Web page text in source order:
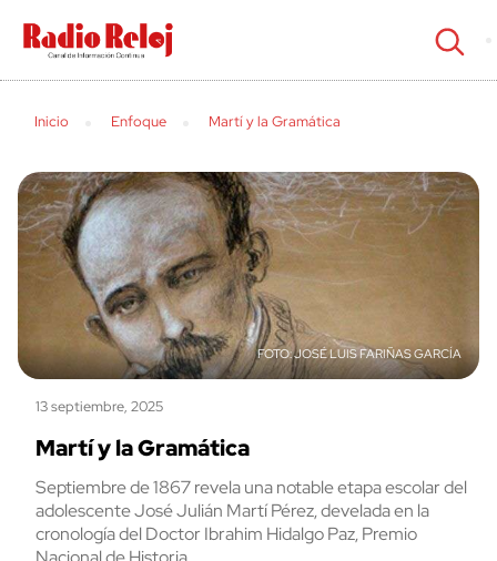
cerrar
Inicio Enfoque Martí y la Gramática
JOSÉ LUIS FARIÑAS GARCÍA
13 septiembre, 2025
Martí y la Gramática
Septiembre de 1867 revela una notable etapa escolar del
adolescente José Julián Martí Pérez, develada en la
cronología del Doctor Ibrahim Hidalgo Paz, Premio